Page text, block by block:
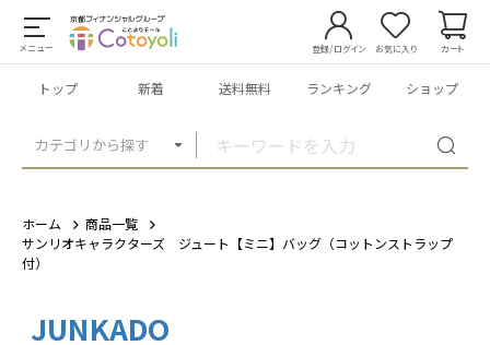
メニュー
カテゴリから探す
登録/ログイン お気に入り カート
トップ 新着 送料無料 ランキング ショップ
ホーム
商品一覧
サンリオキャラクターズ ジュート【ミニ】バッグ（コットンストラップ
付）
JUNKADO